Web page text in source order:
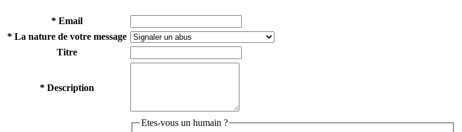
* Email
* La nature de votre message
Titre
* Description
Etes-vous un humain ?